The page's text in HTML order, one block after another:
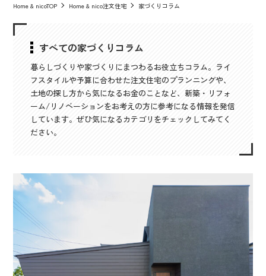
Home & nicoTOP Home & nico注文住宅 家づくりコラム
すべての家づくりコラム
暮らしづくりや家づくりにまつわるお役立ちコラム。ライ
フスタイルや予算に合わせた注文住宅のプランニングや、
土地の探し方から気になるお金のことなど、新築・リフォ
ーム/リノベーションをお考えの方に参考になる情報を発信
しています。ぜひ気になるカテゴリをチェックしてみてく
ださい。